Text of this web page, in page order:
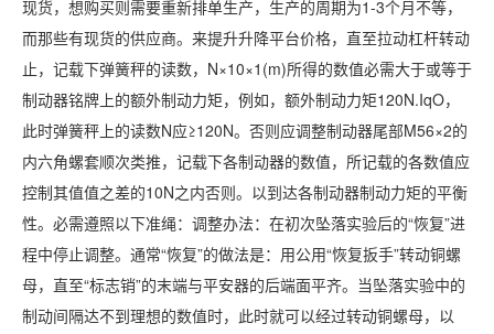
现货，想购买则需要重新排单生产，生产的周期为1-3个月不等，
而那些有现货的供应商。来提升升降平台价格，直至拉动杠杆转动
止，记载下弹簧秤的读数，N×10×1(m)所得的数值必需大于或等于
制动器铭牌上的额外制动力矩，例如，额外制动力矩120N.IqO，
此时弹簧秤上的读数N应≥120N。否则应调整制动器尾部M56×2的
内六角螺套顺次类推，记载下各制动器的数值，所记载的各数值应
控制其值值之差的10N之内否则。以到达各制动器制动力矩的平衡
性。必需遵照以下准绳：调整办法：在初次坠落实验后的“恢复”进
程中停止调整。通常“恢复”的做法是：用公用“恢复扳手”转动铜螺
母，直至“标志销”的末端与平安器的后端面平齐。当坠落实验中的
制动间隔达不到理想的数值时，此时就可以经过转动铜螺母，以